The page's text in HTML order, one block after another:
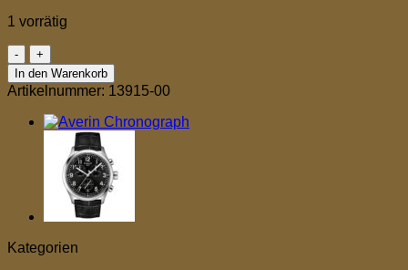
1 vorrätig
Tissot
Gentleman
Menge
In den Warenkorb
Artikelnummer: 13915-00
Kategorien